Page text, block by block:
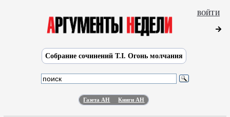
Собрание сочинений Т.I. Огонь молчания
ВОЙТИ
Газета АН Книги АН